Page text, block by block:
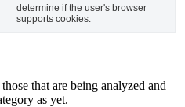
determine if the user's browser
supports cookies.
that are being analyzed and
as yet.